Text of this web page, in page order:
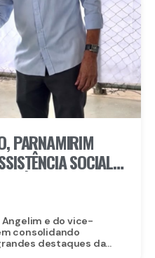
PARNAMIRIM
SOCIAL
ALCANÇA A
184 MUNICÍPIOS
DO CADASTRO
BOLSA FAMÍLIA
e do vice-
consolidando
destaques da...